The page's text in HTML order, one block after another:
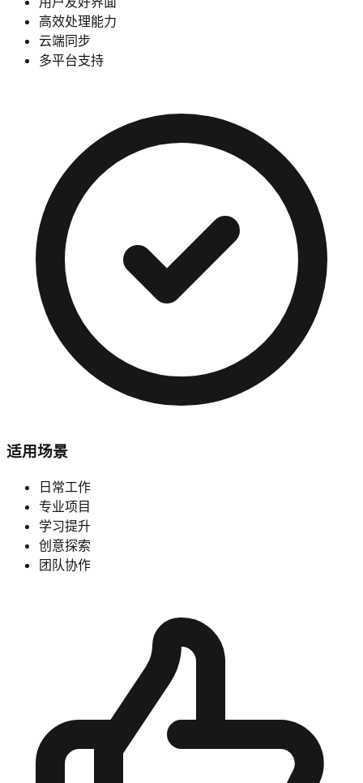
高效处理能力
云端同步
多平台支持
适用场景
日常工作
专业项目
学习提升
创意探索
团队协作